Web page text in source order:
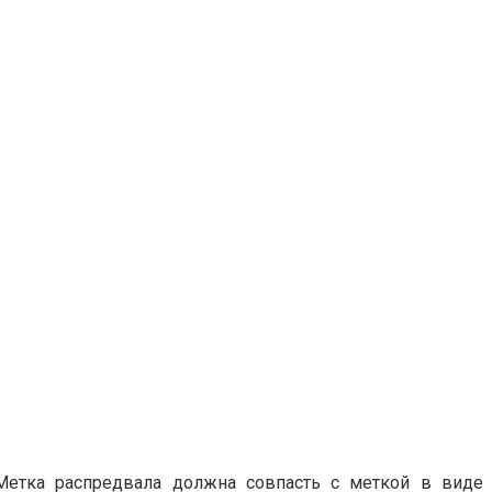
распредвала должна совпасть с меткой в виде